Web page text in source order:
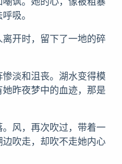
吸。
开时，留下了一地的碎
淡和沮丧。湖水变得模
昨夜梦中的血迹，那是
风，再次吹过，带着一
吹走，却吹不走她内心